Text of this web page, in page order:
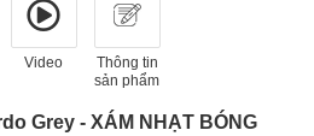
Video
Thông tin
sản phẩm
Grey - XÁM NHẠT BÓNG